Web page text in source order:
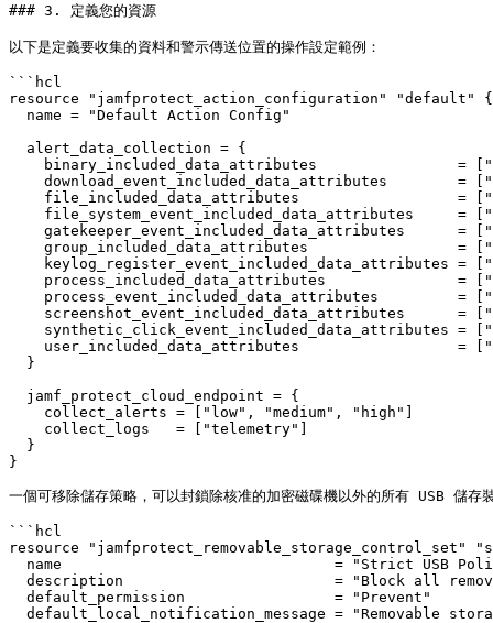
### 3. 定義您的資源
以下是定義要收集的資料和警示傳送位置的操作設定範例：
```hcl
resource "jamfprotect_action_configuration" "default" {
  name = "Default Action Config"
  alert_data_collection = {
binary_included_data_attributes                =
download_event_included_data_attributes        =
file_included_data_attributes                  =
file_system_event_included_data_attributes     =
gatekeeper_event_included_data_attributes      =
group_included_data_attributes                 =
keylog_register_event_included_data_attributes =
process_included_data_attributes               =
process_event_included_data_attributes         =
screenshot_event_included_data_attributes      =
synthetic_click_event_included_data_attributes =
user_included_data_attributes                  =
  }
  jamf_protect_cloud_endpoint = {
    collect_alerts = ["low", "medium", "high"]
    collect_logs   = ["telemetry"]
  }
}
一個可移除儲存策略，可以封鎖除核准的加密磁碟機以外的所有 USB 儲存
```hcl
resource
name                               = "Strict USB
description                        = "Block all
  default_permission                 = "Prevent"
default_local_notification_message = "Removable